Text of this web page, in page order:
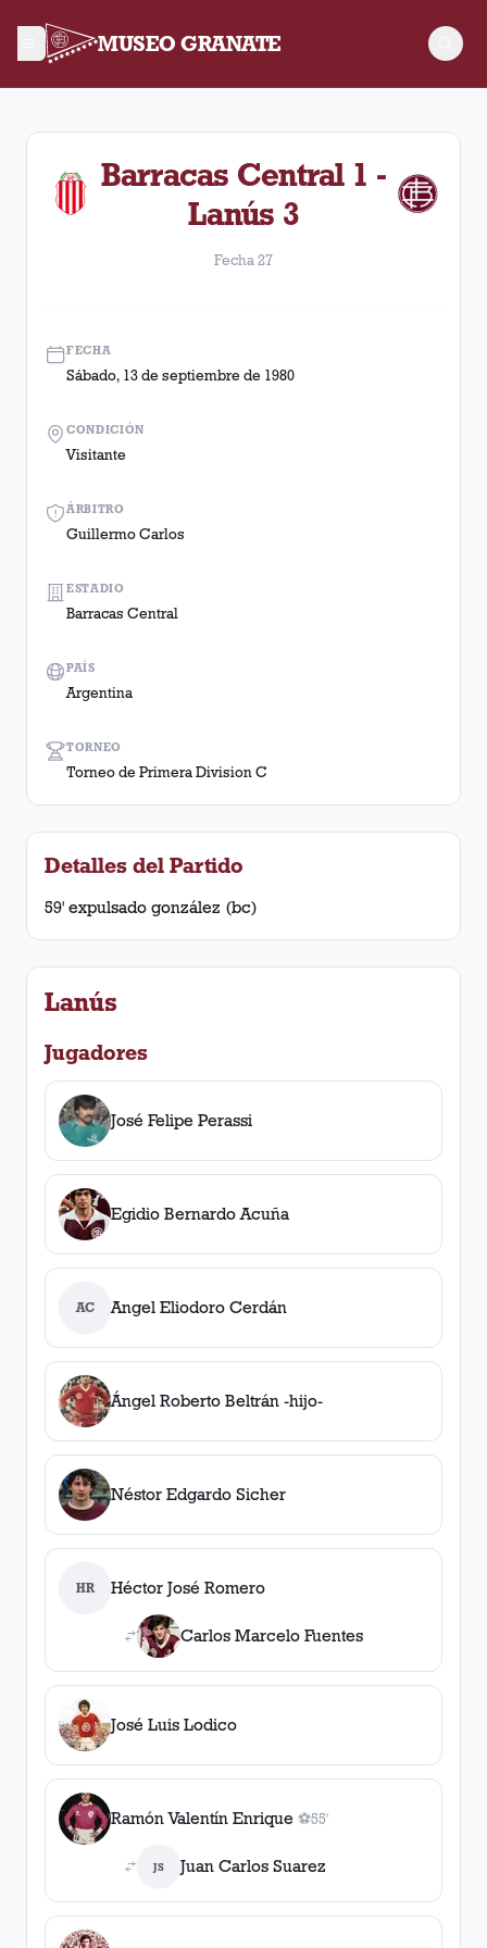
MUSEO GRANATE
Fecha 27. Partido entre Lanús y Barracas Central
Barracas Central 1 -
Lanús 3
Fecha 27
FECHA
Sábado, 13 de septiembre de 1980
ÁRBITRO
Guillermo Carlos
TORNEO
Torneo de Primera Division C
CONDICIÓN
Visitante
ESTADIO
Barracas Central
PAÍS
Argentina
Detalles del Partido
59' expulsado gonzález (bc)
Lanús
Jugadores
José Felipe Perassi
Egidio Bernardo Acuña
AC Angel Eliodoro Cerdán
Ángel Roberto Beltrán -hijo-
Néstor Edgardo Sicher
HR Héctor José Romero
Carlos Marcelo Fuentes
José Luis Lodico
Ramón Valentín Enrique ⚽
1gol
55'
JS Juan Carlos Suarez